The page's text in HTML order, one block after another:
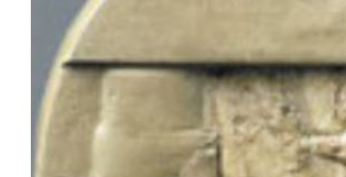
MarienheimClara de Lamotte ( 24
Abril de 1849,Speyer - 4 Mayo de
1938 Speyer) fue una trabajadora...